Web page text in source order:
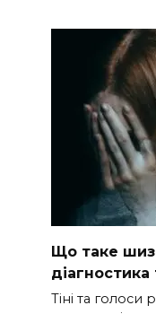
Що таке
Тіні та голоси